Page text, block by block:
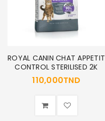
ROYAL CANIN CHAT APPETIT
CONTROL STERILISED 2K
110,000TND